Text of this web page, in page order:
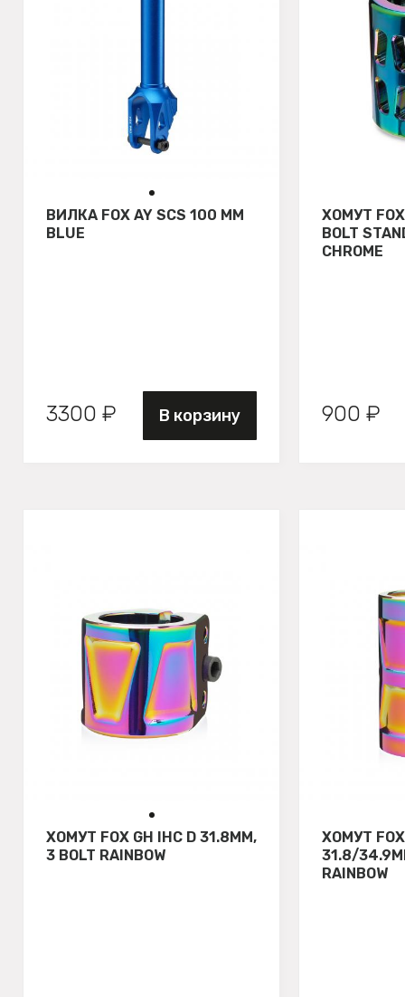
ВИЛКА FOX AY SCS 100 MM
BLUE
3300 ₽ В корзину
ХОМУТ
BOLT
CHROME
900 ₽
ХОМУТ FOX GH IHC D 31.8MM,
3 BOLT RAINBOW
ХОМУТ FOX
31.8/
RAINBOW